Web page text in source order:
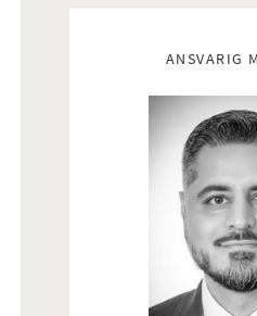
ANSVARIG